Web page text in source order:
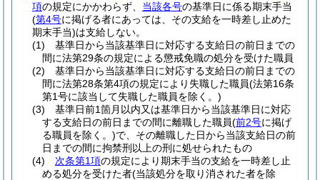
項の規定にかかわらず、 当該各号の基準日に係る期末手当
(第4号に掲げる者にあっては、その支給を一時差し止めた
期末手当)は支給しない。
(1)
基準日から当該基準日に対応する支給日の前日までの
間に法第29条の規定による懲戒免職の処分を受けた職員
(2)
基準日から当該基準日に対応する支給日の前日までの
間に法第28条第4項の規定により失職した職員(法第16条
第1号に該当して失職した職員を除く。)
(3)
基準日前1箇月以内又は基準日から当該基準日に対応
する支給日の前日までの間に離職した職員(前2号に掲げ
る職員を除く。)で、その離職した日から当該支給日の前
日までの間に拘禁刑以上の刑に処せられたもの
(4)
次条第1項の規定により期末手当の支給を一時差し止
める処分を受けた者(当該処分を取り消された者を除